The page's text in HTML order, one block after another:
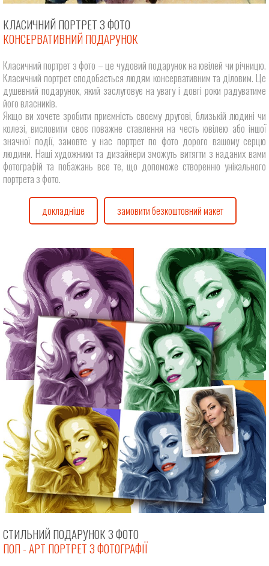
КЛАСИЧНИЙ ПОРТРЕТ З ФОТО
КОНСЕРВАТИВНИЙ ПОДАРУНОК
Класичний портрет з фото – це чудовий подарунок на ювілей чи річницю.
Класичний портрет сподобається людям консервативним та діловим. Це
душевний подарунок, який заслуговує на увагу і довгі роки радуватиме
його власників.
Якщо ви хочете зробити приємність своєму другові, близькій людині чи
колезі, висловити своє поважне ставлення на честь ювілею або іншої
значної події, замовте у нас портрет по фото дорого вашому серцю
людини. Наші художники та дизайнери зможуть витягти з наданих вами
фотографій та побажань все те, що допоможе створенню унікального
портрета з фото.
докладніше замовити безкоштовний макет
СТИЛЬНИЙ ПОДАРУНОК З ФОТО
ПОП - АРТ ПОРТРЕТ З ФОТОГРАФІЇ